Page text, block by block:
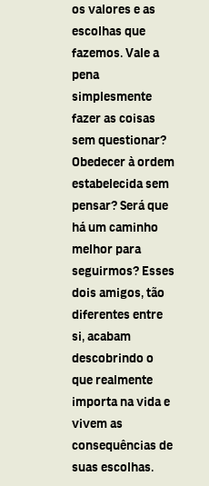
os valores e as
escolhas que
fazemos. Vale a
pena
simplesmente
fazer as coisas
sem questionar?
Obedecer à ordem
estabelecida sem
pensar? Será que
há um caminho
melhor para
seguirmos? Esses
dois amigos, tão
diferentes entre
si, acabam
descobrindo o
que realmente
importa na vida e
vivem as
consequências de
suas escolhas.